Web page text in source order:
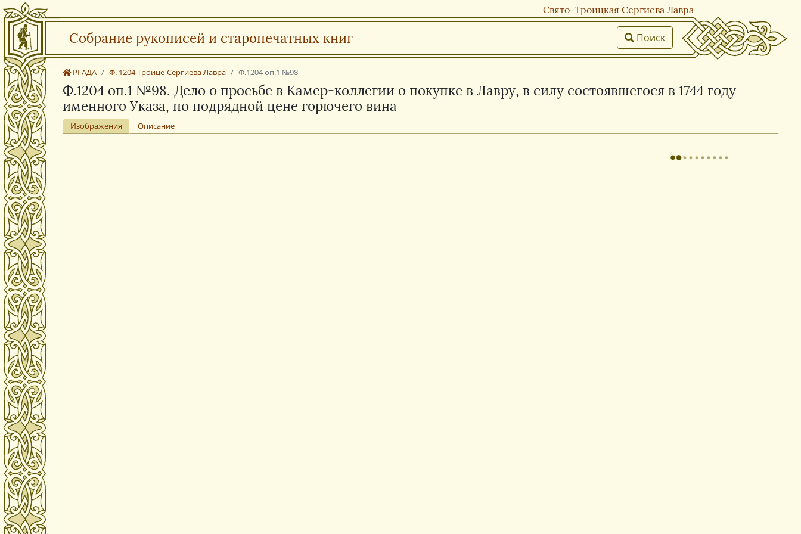
Свято-Троицкая Сергиева Лавра
Собрание рукописей и старопечатных книг Поиск
РГАДА Ф. 1204 Троице-Сергиева Лавра Ф.1204 оп.1 №98
Ф.1204 оп.1 №98. Дело о просьбе в Камер-коллегии о покупке в Лавру, в силу состоявшегося в 1744 году
именного Указа, по подрядной цене горючего вина
Изображения Описание